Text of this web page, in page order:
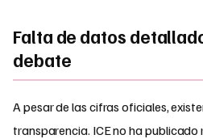
Falta de datos
debate
A pesar de las cifras oficiales,
transparencia. ICE no ha